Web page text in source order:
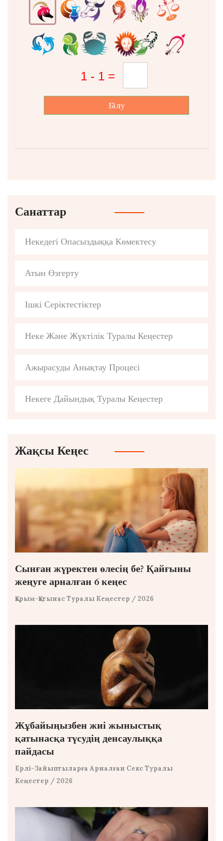
Білу
Санаттар
Некедегі Опасыздыққа Көмектесу
Атын Өзгерту
Ішкі Серіктестіктер
Неке Және Жүктілік Туралы Кеңестер
Ажырасуды Анықтау Процесі
Некеге Дайындық Туралы Кеңестер
Жақсы Кеңес
Сынған жүректен өлесің бе? Қайғыны
жеңуге арналған 6 кеңес
Қарым-Қатынас Туралы Кеңестер / 2026
Жұбайыңызбен жиі жыныстық
қатынасқа түсудің денсаулыққа
пайдасы
Ерлі-Зайыптыларға Арналған Секс Туралы
Кеңестер / 2026